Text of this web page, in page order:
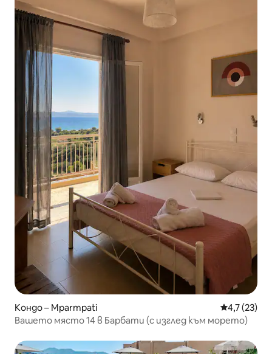
Кондо – Mparmpati Средна
4,7 (23)
Вашето място 14 в Барбати (с изглед към морето)